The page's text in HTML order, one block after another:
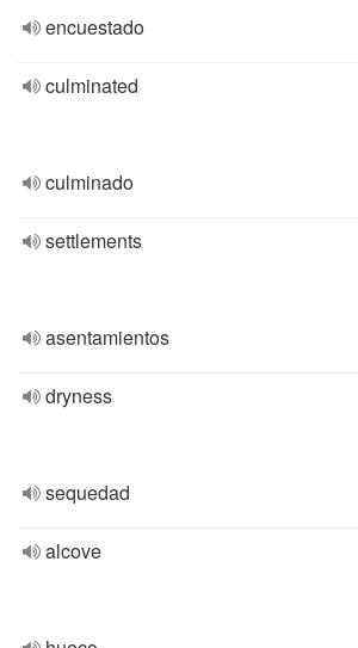
encuestado
culminated
culminado
settlements
asentamientos
dryness
sequedad
alcove